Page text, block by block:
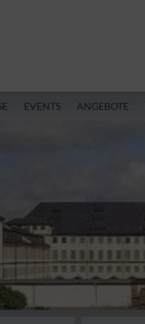
EVENTS ANGEBOTE